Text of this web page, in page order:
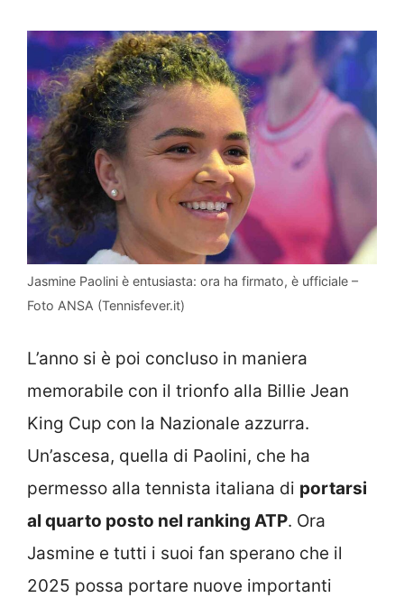
Jasmine Paolini è entusiasta: ora ha firmato, è ufficiale –
Foto ANSA (Tennisfever.it)
L’anno si è poi concluso in maniera
memorabile con il trionfo alla Billie Jean
King Cup con la Nazionale azzurra.
Un’ascesa, quella di Paolini, che ha
permesso alla tennista italiana di portarsi
al quarto posto nel ranking ATP. Ora
Jasmine e tutti i suoi fan sperano che il
2025 possa portare nuove importanti